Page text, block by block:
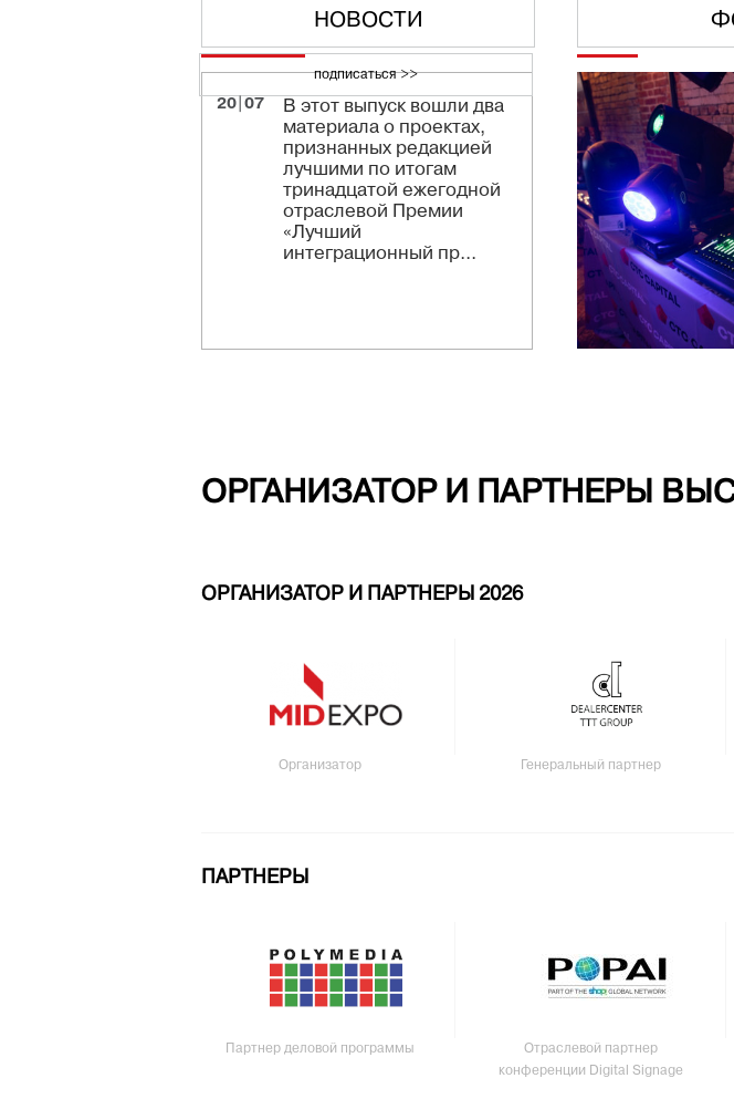
НОВОСТИ
подписаться >>
20|07
В этот выпуск вошли два
материала о проектах,
признанных редакцией
лучшими по итогам
тринадцатой ежегодной
отраслевой Премии
«Лучший
интеграционный пр...
ОРГАНИЗАТОР И ПАРТНЕРЫ
ОРГАНИЗАТОР И ПАРТНЕРЫ 2026
Организатор Генеральный партнер
ПАРТНЕРЫ
Партнер деловой программы
Отраслевой партнер
конференции Digital Signage